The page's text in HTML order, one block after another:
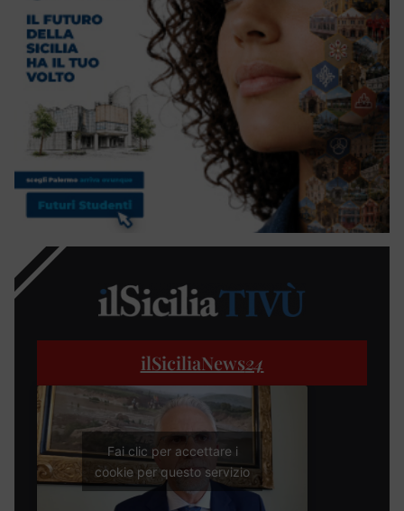
ilSiciliaNews24
Fai clic per accettare i
cookie per questo servizio